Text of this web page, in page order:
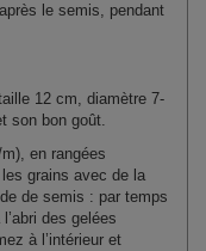
le semis, pendant
12 cm, diamètre 7-
son bon goût.
en rangées
grains avec de la
de semis : par temps
des gelées
à l’intérieur et